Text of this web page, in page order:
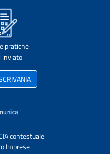
pratiche
inviato
contestuale
Imprese